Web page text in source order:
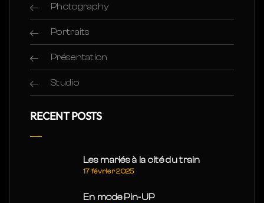
Photography
Portraits
Présentation
Studio
RECENT POSTS
Les mariés à la cité du train
17 février 2025
En mode Pin-UP